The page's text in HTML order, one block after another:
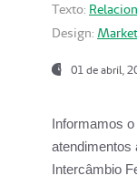
Texto:
Design:
01 de abril,
Informamos
atendimentos
Intercâmbio